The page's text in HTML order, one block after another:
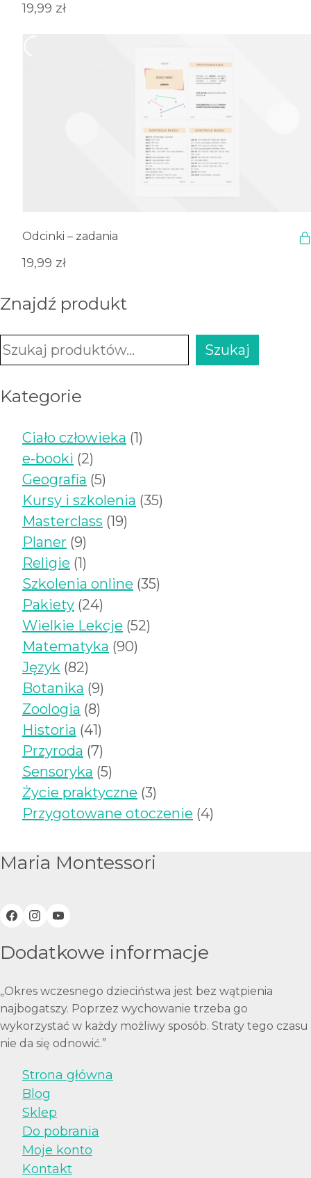
19,99 zł
Odcinki – zadania
19,99 zł
Znajdź produkt
Szukaj Szukaj
Kategorie
Ciało człowieka 11
e-booki 22
produkty
Geografia 55
produktów
Kursy i szkolenia 3535
Masterclass 1919
Planer 99
produktów
Religie 11
produkt
Szkolenia online 3535
Pakiety 2424
produkty
Wielkie Lekcje 5252
Matematyka 9090
Język 8282
produkty
Botanika 99
Zoologia 88
produktów
Historia 4141
produktów
Przyroda 77
produktów
Sensoryka 55
produktów
Życie praktyczne 33
produkty
Przygotowane otoczenie 44
Maria Montessori
Dodatkowe informacje
„Okres wczesnego dzieciństwa jest bez wątpienia
najbogatszy. Poprzez wychowanie trzeba go
wykorzystać w każdy możliwy sposób. Straty tego czasu
nie da się odnowić.”
Strona główna
Blog
Sklep
Do pobrania
Moje konto
Kontakt